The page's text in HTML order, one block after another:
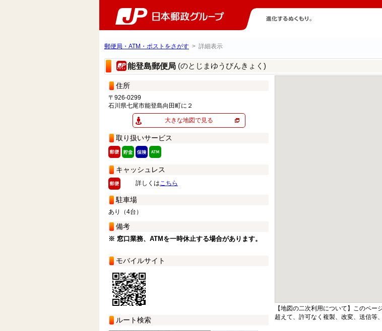
郵便局・ATM・ポストをさがす > 詳細表示
能登島郵便局 (のとじまゆうびんきょく)
住所
〒926-0299
石川県七尾市能登島向田町に２
大きな地図で見る
取り扱いサービス
キャッシュレス
詳しくはこちら
駐車場
あり（4台）
備考
※ 窓口業務、ATMを一時休止する場合があります。
モバイルサイト
ルート検索
【地図の二次利用について】このペ
超えて、許可なく複製、改変、送信等